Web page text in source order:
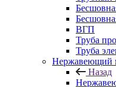
ВГП
Труба
Труба
Нержавеющий
Назад